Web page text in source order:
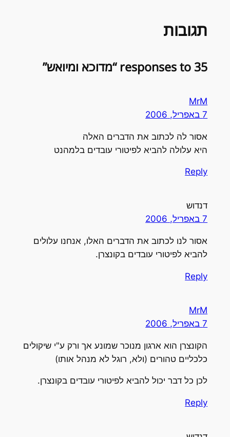
תגובות
35 responses to “מדוכא ומיואש”
MrM
7 באפריל, 2006
אסור לה לכתוב את הדברים האלה
היא עלולה להביא לפיטורי עובדים בלמהנט
Reply
דנדוש
7 באפריל, 2006
אסור לנו לכתוב את הדברים האלו, אנחנו עלולים
להביא לפיטורי עובדים בקונצרן.
Reply
MrM
7 באפריל, 2006
הקונצרן הוא ארגון מנוכר שמונע אך ורק ע"י שיקולים
כלכליים טהורים (ולא, רוגל לא מנהל אותו)
לכן כל דבר יכול להביא לפיטורי עובדים בקונצרן.
Reply